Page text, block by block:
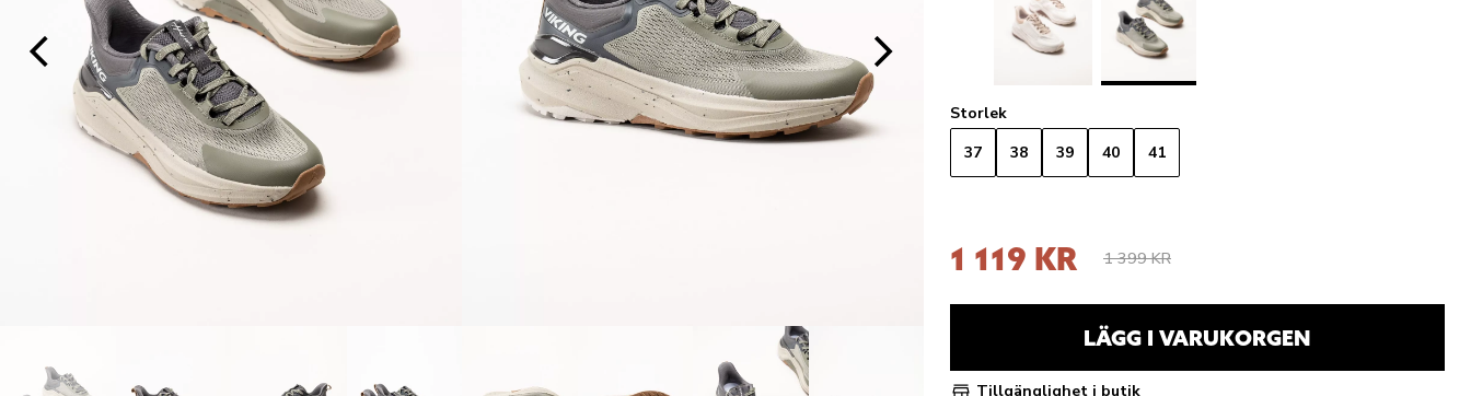
Storlek
37
38 39 40 41
1 119 KR 1 399 KR
LÄGG I VARUKORGEN
Tillgänglighet i butik